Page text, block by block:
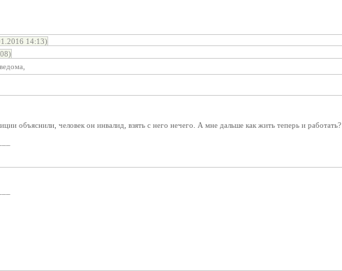
14:13)
объяснили, человек он инвалид, взять с него нечего. А мне дальше как жить теперь и работать?